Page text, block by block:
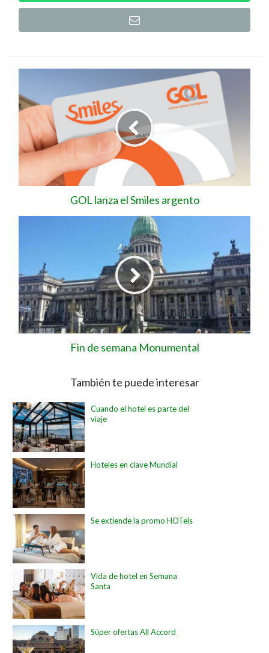
GOL lanza el Smiles argento
Fin de semana Monumental
También te puede interesar
Cuando el hotel es parte del
viaje
Hoteles en clave Mundial
Se extiende la promo HOTels
Vida de hotel en Semana
Santa
Súper ofertas All Accord